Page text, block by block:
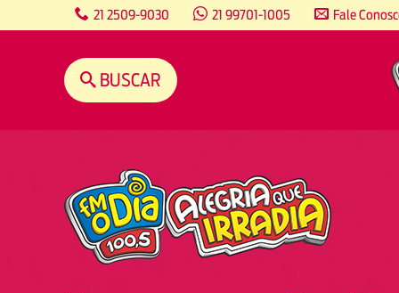
21 2509-9030 21 99701-1005 Fale
BUSCAR